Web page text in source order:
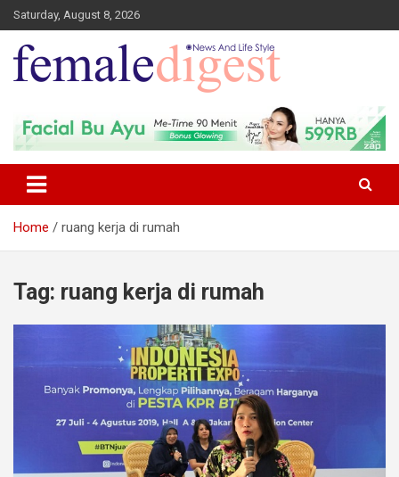
Saturday, August 8, 2026
Female Digest
Home ruang kerja di rumah
Tag: ruang kerja di rumah